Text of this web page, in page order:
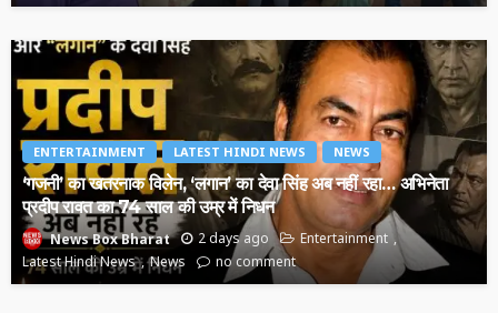
ENTERTAINMENT LATEST HINDI NEWS NEWS
‘गजनी’ का खतरनाक विलेन, ‘लगान’ का देवा सिंह अब नहीं रहा… अभिनेता
प्रदीप रावत का 74 साल की उम्र में निधन
News Box Bharat 2 days ago
Entertainment
Latest Hindi News
News no comment